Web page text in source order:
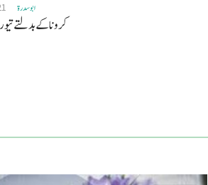
ابو سدرة
کرونا کے بدلتے